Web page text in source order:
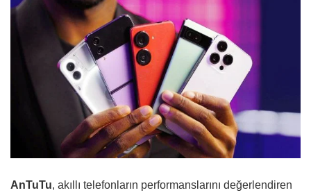
AnTuTu, akıllı telefonların performanslarını değerlendiren